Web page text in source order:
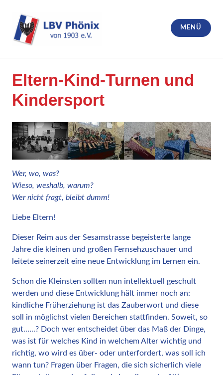
springen
LBV Phönix von 1903 e.V.
MENÜ
Eltern-Kind-Turnen und
Kindersport
Wer, wo, was?
Wieso, weshalb, warum?
Wer nicht fragt, bleibt dumm!
Liebe Eltern!
Dieser Reim aus der Sesamstrasse begeisterte lange
Jahre die kleinen und großen Fernsehzuschauer und
leitete seinerzeit eine neue Entwicklung im Lernen ein.
Schon die Kleinsten sollten nun intellektuell geschult
werden und diese Entwicklung hält immer noch an:
kindliche Früherziehung ist das Zauberwort und diese
soll in möglichst vielen Bereichen stattfinden. Soweit, so
gut.…..? Doch wer entscheidet über das Maß der Dinge,
was ist für welches Kind in welchem Alter wichtig und
richtig, wo wird es über- oder unterfordert, was soll ich
wann tun? Fragen über Fragen, die sich sicherlich viele